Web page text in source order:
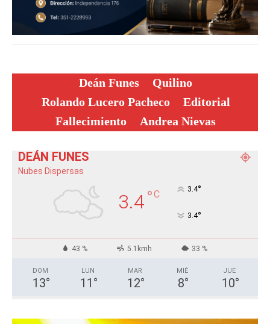
Deán Funes
Quilino
Rolando Lucero Pacheco
Editorial
Fallecimiento
Andrea Nievas
DEÁN FUNES
Nubes Dispersas
3.4°C 3.4°
3.4°
43 % 5.1kmh 33 %
DOM
13°
LUN
11 °
MAR
12°
MIÉ
8°
JUE
10°